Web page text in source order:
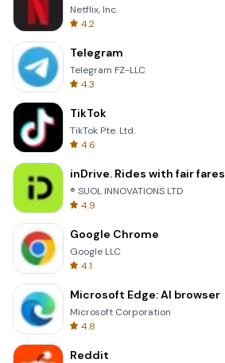
Netflix, Inc.
4.2
Telegram
Telegram FZ-LLC
4.3
TikTok
TikTok Pte. Ltd.
4.6
inDrive. Rides with fair fares
® SUOL INNOVATIONS LTD
4.9
Google Chrome
Google LLC
4.1
Microsoft Edge: AI browser
Microsoft Corporation
4.8
Reddit